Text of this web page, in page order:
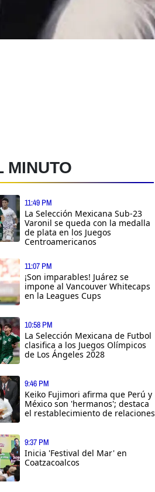
MINUTO
11:49 PM
La Selección Mexicana Sub-23
Varonil se queda con la medalla
de plata en los Juegos
Centroamericanos
11:07 PM
¡Son imparables! Juárez se
impone al Vancouver Whitecaps
en la Leagues Cups
10:58 PM
La Selección Mexicana de Futbol
clasifica a los Juegos Olímpicos
de Los Ángeles 2028
9:46 PM
Keiko Fujimori afirma que Perú y
México son 'hermanos'; destaca
el restablecimiento de relaciones
9:37 PM
Inicia 'Festival del Mar' en
Coatzacoalcos